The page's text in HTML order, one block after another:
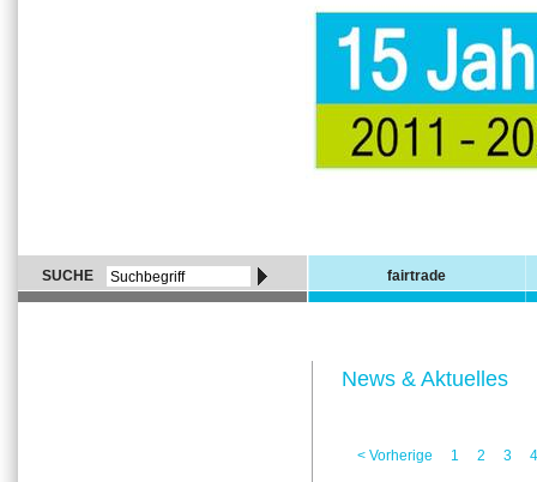
SUCHE fairtrade
News & Aktuelles
< Vorherige 1 2 3 4